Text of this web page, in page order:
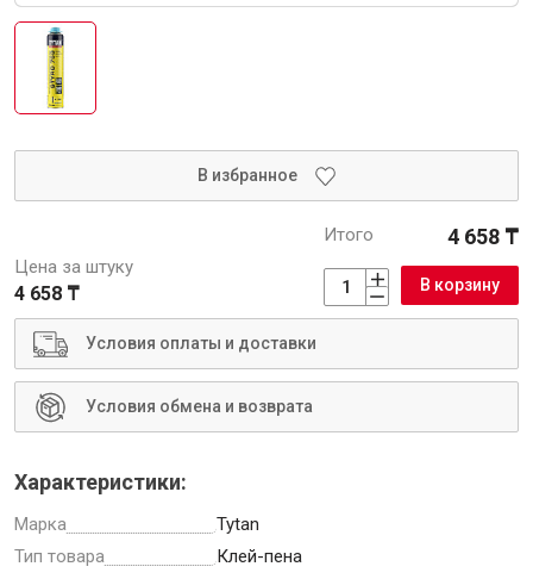
В избранное
Цена за штуку
4 658 ₸
Итого 4 658 ₸
В корзину
Условия оплаты и доставки
Условия обмена и возврата
Характеристики:
Марка
Tytan
Тип товара
Клей-пена
Инженерные системы
Водоснабжение и водоотведение
Электро-оборудование
Инструменты
Малярный инструмент
Пистолеты для ремонта
Инструмент для штукатурно-отделочных работ
Ещё 2